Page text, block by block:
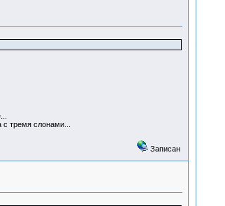
тремя слонами...
Записан